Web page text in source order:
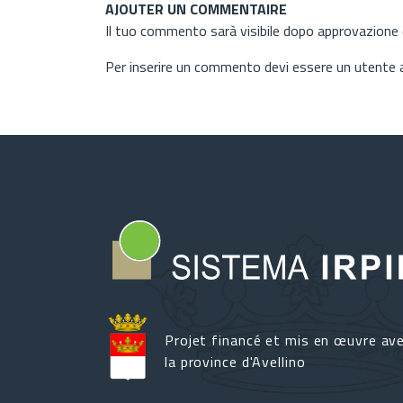
AJOUTER UN COMMENTAIRE
Il tuo commento sarà visibile dopo approvazione
Per inserire un commento devi essere un
Projet financé et mis en œuvre
la province d'Avellino